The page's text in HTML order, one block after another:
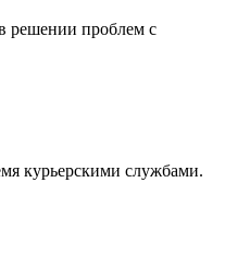
решении проблем с
курьерскими службами.